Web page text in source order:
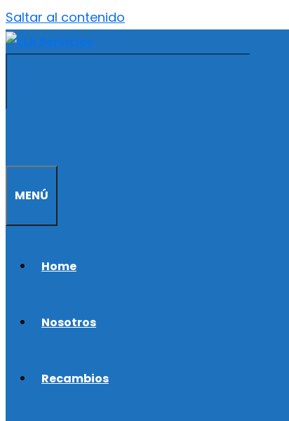
Saltar al contenido
MENÚ
Home
Nosotros
Recambios